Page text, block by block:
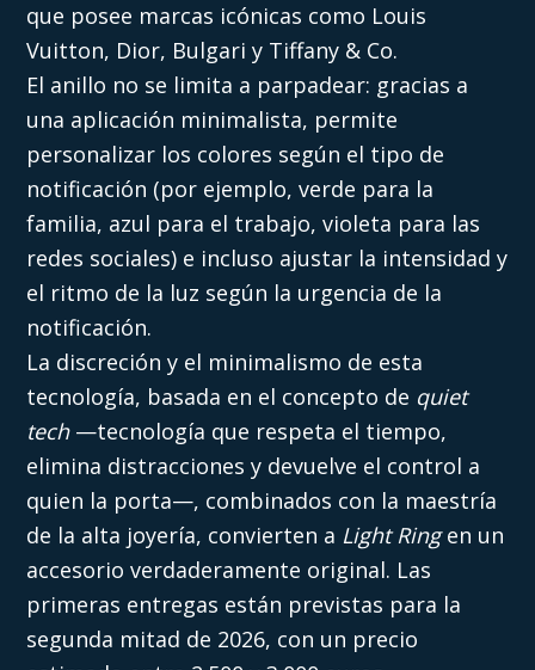
que posee marcas icónicas como Louis
Vuitton, Dior, Bulgari y Tiffany & Co.
El anillo no se limita a parpadear: gracias a
una aplicación minimalista, permite
personalizar los colores según el tipo de
notificación (por ejemplo, verde para la
familia, azul para el trabajo, violeta para las
redes sociales) e incluso ajustar la intensidad y
el ritmo de la luz según la urgencia de la
notificación.
La discreción y el minimalismo de esta
tecnología, basada en el concepto de quiet
tech—tecnología que respeta el tiempo,
elimina distracciones y devuelve el control a
quien la porta—, combinados con la maestría
de la alta joyería, convierten a Light Ringen un
accesorio verdaderamente original. Las
primeras entregas están previstas para la
segunda mitad de 2026, con un precio